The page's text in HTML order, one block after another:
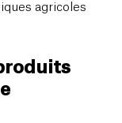
agricoles